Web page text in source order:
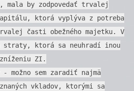
mala by zodpovedať trvalej
ktorá vyplýva z potreba
časti obežného majetku. V
straty, ktorá sa neuhradí inou
ZI.
možno sem zaradiť najmä
vkladov, ktorými sa